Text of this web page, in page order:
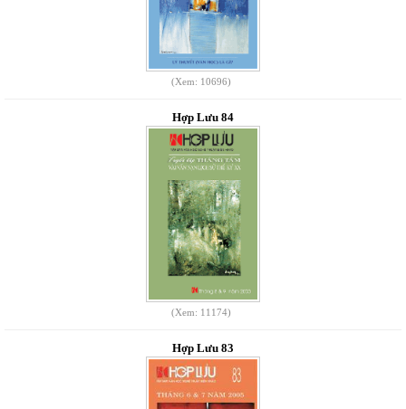
(Xem: 10696)
Hợp Lưu 84
(Xem: 11174)
Hợp Lưu 83